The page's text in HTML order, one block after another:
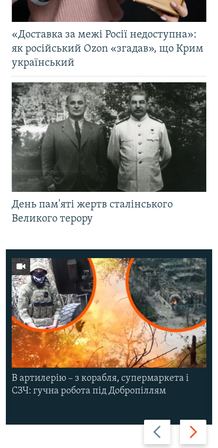
«Доставка за межі Росії недоступна»:
як російський Ozon «згадав», що Крим
український
День пам'яті жертв сталінського
Великого терору
Назад Вперед
В артилерію – з корабля, супермаркета і
СЗЧ: гучна робота під Добропіллям